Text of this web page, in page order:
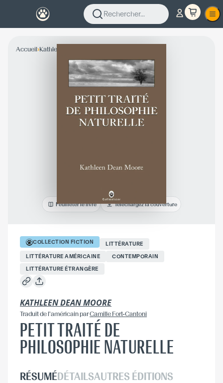
Rechercher...
Accueil›Kathleen Dean Moore
Feuilleter le livre Téléchargez la couverture
COLLECTION FICTION
LITTÉRATURE
LITTÉRATURE AMÉRICAINE
CONTEMPORAIN
LITTÉRATURE ÉTRANGÈRE
KATHLEEN DEAN MOORE
Traduitde l'américainparCamille Fort-Cantoni
PETIT TRAITÉ DE
PHILOSOPHIE NATURELLE
RÉSUMÉDÉTAILSAUTRES ÉDITIONS